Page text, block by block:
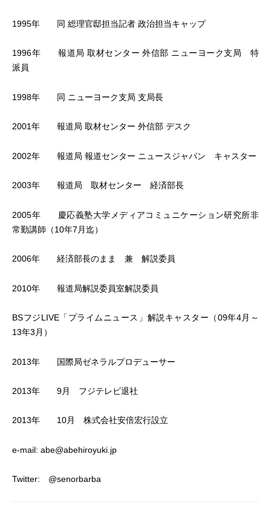
1995年 同 総理官邸担当記者 政治担当キャップ
1996年 報道局 取材センター 外信部 ニューヨーク支局 特
派員
1998年 同 ニューヨーク支局 支局長
2001年 報道局 取材センター 外信部 デスク
2002年 報道局 報道センター ニュースジャパン キャスター
2003年 報道局 取材センター 経済部長
2005年 慶応義塾大学メディアコミュニケーション研究所非
常勤講師（10年7月迄）
2006年 経済部長のまま 兼 解説委員
2010年 報道局解説委員室解説委員
BSフジLIVE「プライムニュース」解説キャスター（09年4月～
13年3月）
2013年 国際局ゼネラルプロデューサー
2013年 9月 フジテレビ退社
2013年 10月 株式会社安倍宏行設立
e-mail: abe@abehiroyuki.jp
Twitter: @senorbarba